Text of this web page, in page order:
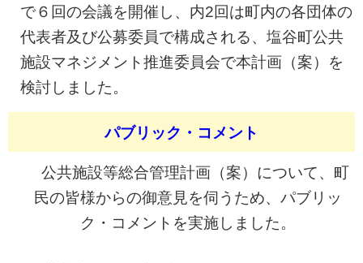
で６回の会議を開催し、内2回は町内の各団体の
代表者及び公募委員で構成される、塩谷町公共
施設マネジメント推進委員会で本計画（案）を
検討しました。
パブリック・コメント
公共施設等総合管理計画（案）について、町
民の皆様からの御意見を伺うため、パブリッ
ク・コメントを実施しました。